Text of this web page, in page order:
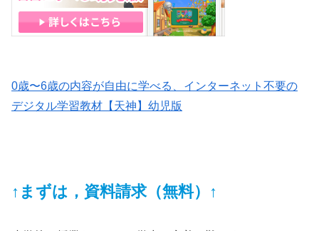
0歳〜6歳の内容が自由に学べる、インターネット不要の
デジタル学習教材【天神】幼児版
↑まずは，資料請求（無料）↑